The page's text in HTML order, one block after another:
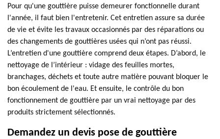
Pour qu'une gouttière puisse demeurer fonctionnelle durant
l'année, il faut bien l'entretenir. Cet entretien assure sa durée
de vie et évite les travaux occasionnés par des réparations ou
des changements de gouttières usées qui n’ont pas réussi.
L’entretien d'une gouttière comprend deux étapes. D’abord, le
nettoyage de l’intérieur : vidage des feuilles mortes,
branchages, déchets et toute autre matière pouvant bloquer le
bon écoulement de l'eau. Et ensuite, le contrôle du bon
fonctionnement de gouttière par un vrai nettoyage par des
produits strictement sélectionnés.
Demandez un devis pose de gouttière